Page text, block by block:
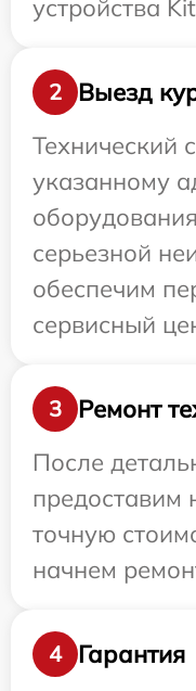
устройства
2
Выезд
Технический
указанному
серьезной
обеспечим
сервисный
3
Ремонт
После
предоставим
точную
начнем
4 Гарантия